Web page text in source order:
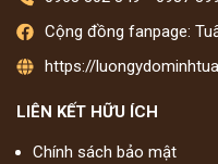
Cộng đồng fanpage:
https://
LIÊN KẾT HỮU ÍCH
Chính sách bảo mật